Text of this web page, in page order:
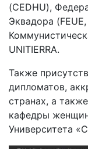
(CEDHU),
Эквадора
UNITIERRA.
Также
дипломатов,
странах, а
кафедры
Университета